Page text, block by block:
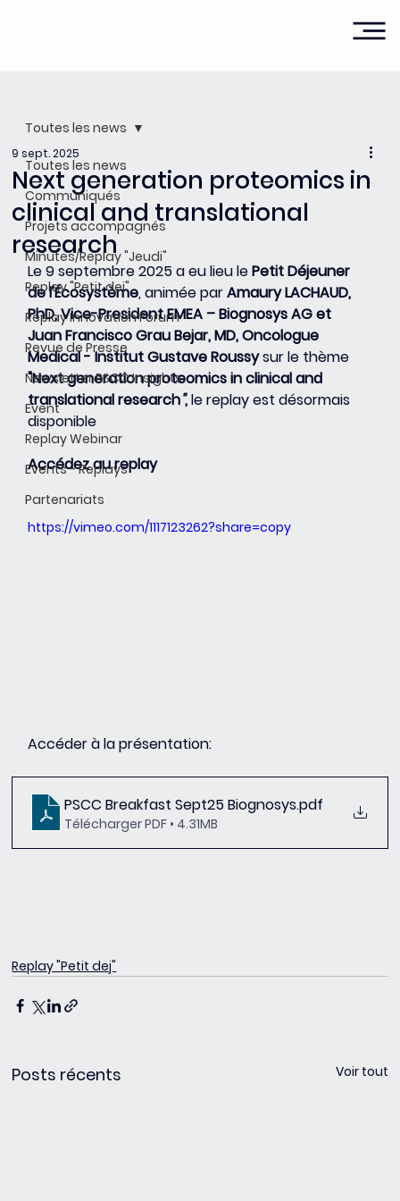
Toutes les news
Communiqués
Projets accompagnés
Minutes/Replay "Jeudi"
Replay "Petit dej"
Replay Innovation Forum
Revue de Presse
Newsletter PSCC Insights
Event
Replay Webinar
Events - Replays
Partenariats
Toutes les news
Next generation proteomics in
clinical and translational
research
9 sept. 2025
Le 9 septembre 2025 a eu lieu le Petit Déjeuner
de l'Écosystème, animée par Amaury LACHAUD,
PhD, Vice-President EMEA – Biognosys AG et
Juan Francisco Grau Bejar, MD, Oncologue
Medical - Institut Gustave Roussy sur le thème
"Next generation proteomics in clinical and
translational research", le replay est désormais
disponible
Accédez au replay
https://vimeo.com/1117123262?share=copy
Accéder à la présentation:
PSCC Breakfast Sept25 Biognosys.pdf
Télécharger PDF • 4.31MB
Replay "Petit dej"
Posts récents Voir tout